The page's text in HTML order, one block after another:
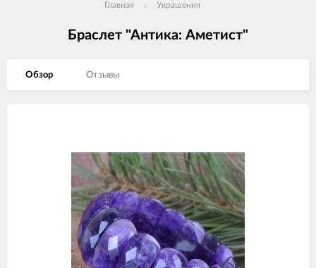
Главная Украшения
Браслет "Антика: Аметист"
Обзор Отзывы